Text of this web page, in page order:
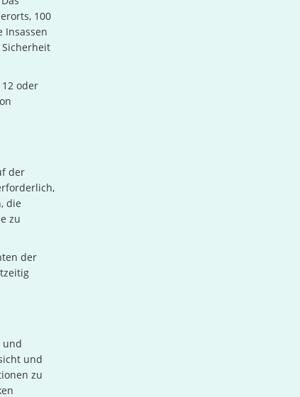
100
Insassen
oder
der
die
zu
der
und
und
zu